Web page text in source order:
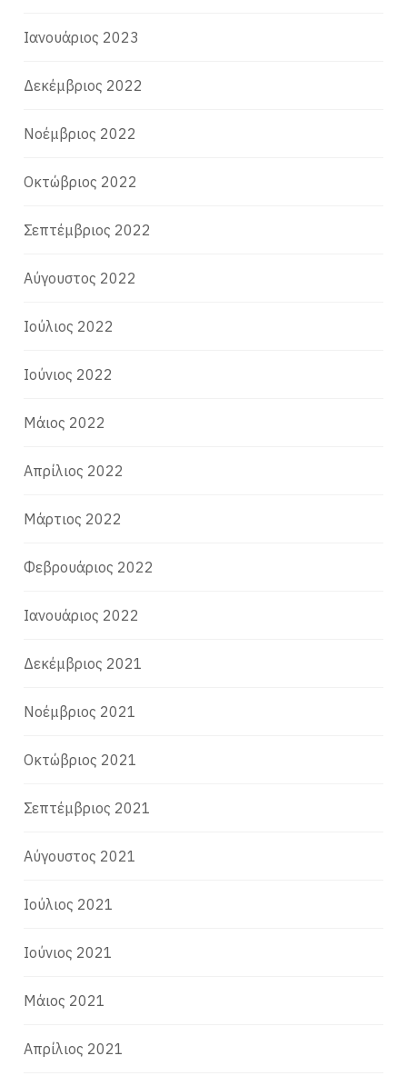
Ιανουάριος 2023
Δεκέμβριος 2022
Νοέμβριος 2022
Οκτώβριος 2022
Σεπτέμβριος 2022
Αύγουστος 2022
Ιούλιος 2022
Ιούνιος 2022
Μάιος 2022
Απρίλιος 2022
Μάρτιος 2022
Φεβρουάριος 2022
Ιανουάριος 2022
Δεκέμβριος 2021
Νοέμβριος 2021
Οκτώβριος 2021
Σεπτέμβριος 2021
Αύγουστος 2021
Ιούλιος 2021
Ιούνιος 2021
Μάιος 2021
Απρίλιος 2021